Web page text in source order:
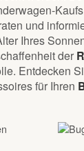
und
Ihres
der
Entdecken
für Ihren